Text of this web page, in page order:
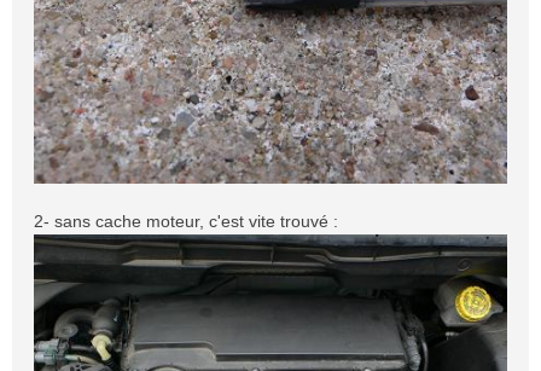
2- sans cache moteur, c'est vite trouvé :